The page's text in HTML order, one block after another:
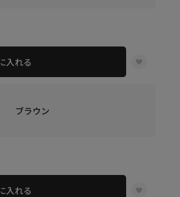
入れる
ブラウン
入れる